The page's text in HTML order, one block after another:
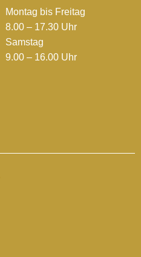
Montag bis Freitag
8.00 – 17.30 Uhr
Samstag
9.00 – 16.00 Uhr